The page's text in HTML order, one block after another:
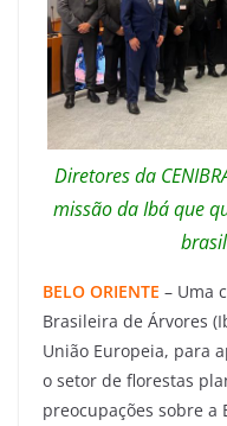
Diretores da
missão da Ibá que
BELO ORIENTE – Uma
Brasileira de Árvores
União Europeia, para
o setor de florestas
preocupações sobre a